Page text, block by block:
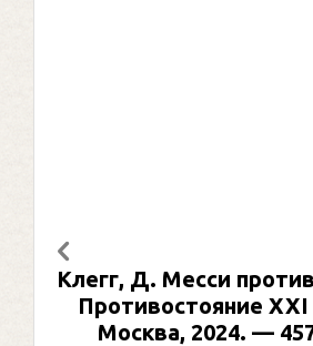
Клегг, Д. Месси
Противостояние
Москва, 2024. —
Предыдущий